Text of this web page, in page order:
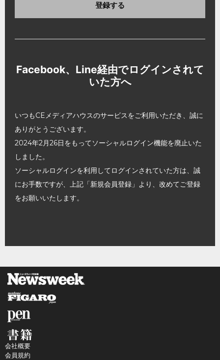
登録する
Facebook、Line経由でログインされて
いた方へ
いつもCEメディアハウスのサービスをご利用いただき、誠に
ありがとうございます。
2024年2月26日をもってソーシャルログイン機能を廃止いた
しました。
ソーシャルログインを利用してログインされていた方は、誠
にお手数ですが、上記「新規会員登録」より、改めてご登録
をお願いいたします。
会社概要
会員規約